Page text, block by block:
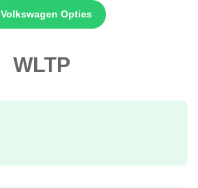
Volkswagen Opties
WLTP